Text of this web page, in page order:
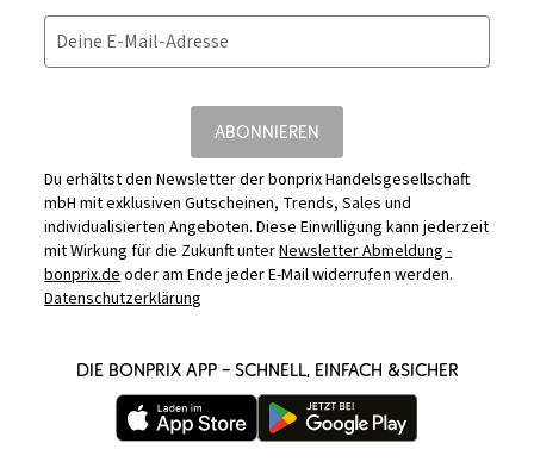
Deine E-Mail-Adresse
ABONNIEREN
Du erhältst den Newsletter der bonprix Handelsgesellschaft
mbH mit exklusiven Gutscheinen, Trends, Sales und
individualisierten Angeboten. Diese Einwilligung kann jederzeit
mit Wirkung für die Zukunft unterNewsletter Abmeldung -
bonprix.deoder am Ende jeder E-Mail widerrufen werden.
Datenschutzerklärung
DIE BONPRIX APP – SCHNELL, EINFACH &SICHER